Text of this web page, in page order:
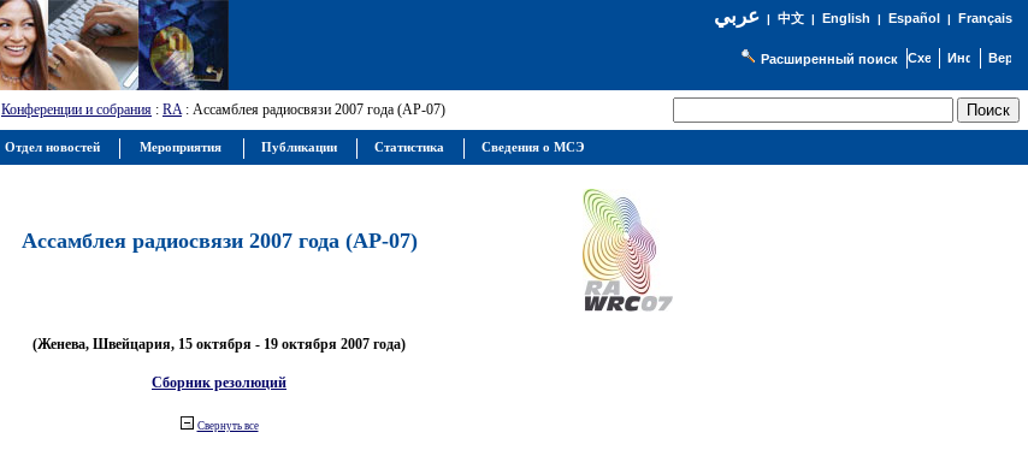
عربي| 中文| English | Español | Français
Расширенный поиск
Конференции и собрания : RA: Ассамблея радиосвязи 2007 года (АР-07)
Ассамблея радиосвязи 2007 года (АР-07)
(Женева, Швейцария, 15 октября - 19 октября 2007 года)
Сборник резолюций
Свернуть все
Отдел новостей Мероприятия Публикации Статистика Сведения о МСЭ